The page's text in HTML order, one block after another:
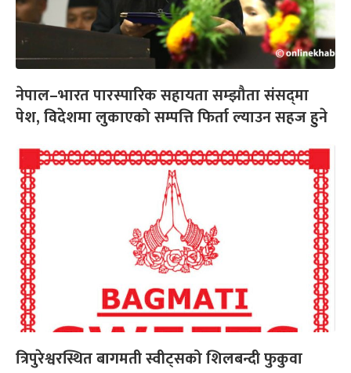
नेपाल–भारत पारस्पारिक सहायता सम्झौता संसद्‌मा
पेश, विदेशमा लुकाएको सम्पत्ति फिर्ता ल्याउन सहज हुने
त्रिपुरेश्वरस्थित बागमती स्वीट्सको शिलबन्दी फुकुवा